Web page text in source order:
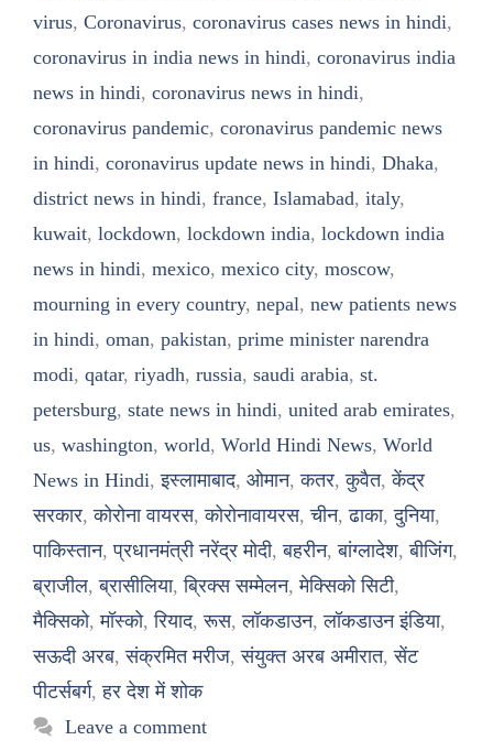
virus, Coronavirus, coronavirus cases news in hindi,
coronavirus in india news in hindi, coronavirus india
news in hindi, coronavirus news in hindi,
coronavirus pandemic, coronavirus pandemic news
in hindi, coronavirus update news in hindi, Dhaka,
district news in hindi, france, Islamabad, italy,
kuwait, lockdown, lockdown india, lockdown india
news in hindi, mexico, mexico city, moscow,
mourning in every country, nepal, new patients news
in hindi, oman, pakistan, prime minister narendra
modi, qatar, riyadh, russia, saudi arabia, st.
petersburg, state news in hindi, united arab emirates,
us, washington, world, World Hindi News, World
News in Hindi,इस्लामाबाद, ओमान,कतर,कुवैत,केंद्र
सरकार,कोरोना वायरस,कोरोनावायरस,चीन,ढाका,दुनिया,
पाकिस्तान,प्रधानमंत्री नरेंद्र मोदी,बहरीन,बांग्लादेश,बीजिंग,
ब्राजील,ब्रासीलिया,ब्रिक्स सम्मेलन,मेक्सिको सिटी,
मैक्सिको,मॉस्को,रियाद,रूस,लॉकडाउन,लॉकडाउन इंडिया,
सऊदी अरब,संक्रमित मरीज,संयुक्त अरब अमीरात,सेंट
पीटर्सबर्ग,हर देश में शोक
Leave a comment